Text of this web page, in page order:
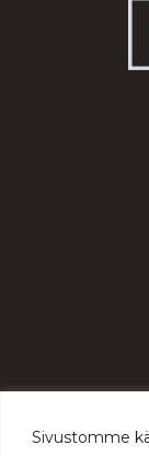
Sivustomme